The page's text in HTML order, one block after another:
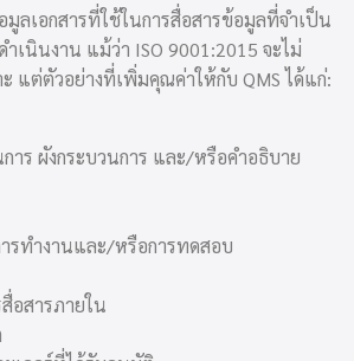
มูลเอกสารที่ใช้ในการสื่อสารข้อมูลที่จำเป็น
ำเนินงาน แม้ว่า ISO 9001:2015 จะไม่
ะ แต่ตัวอย่างที่เพิ่มคุณค่าให้กับ QMS ได้แก่:
าร ผังกระบวนการ และ/หรือคำอธิบาย
รทำงานและ/หรือการทดสอบ
อสารภายใน